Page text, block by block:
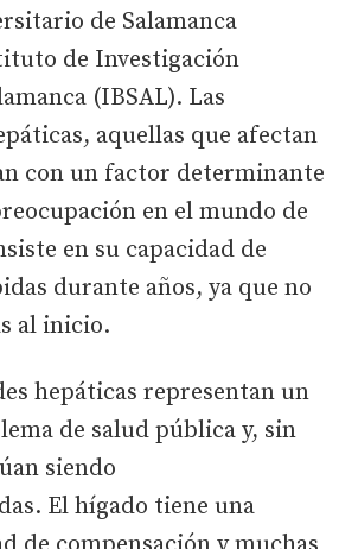
de Salamanca
de Investigación
(IBSAL). Las
aquellas que afectan
con un factor determinante
en el mundo de
en su capacidad de
durante años, ya que no
al inicio.
hepáticas representan un
de salud pública y, sin
siendo
El hígado tiene una